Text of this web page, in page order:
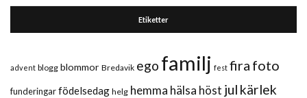
Etiketter
advent blogg blommor Bredavik ego familj fest fira foto
funderingarfödelsedag helg hemma hälsa höst jul kärlek